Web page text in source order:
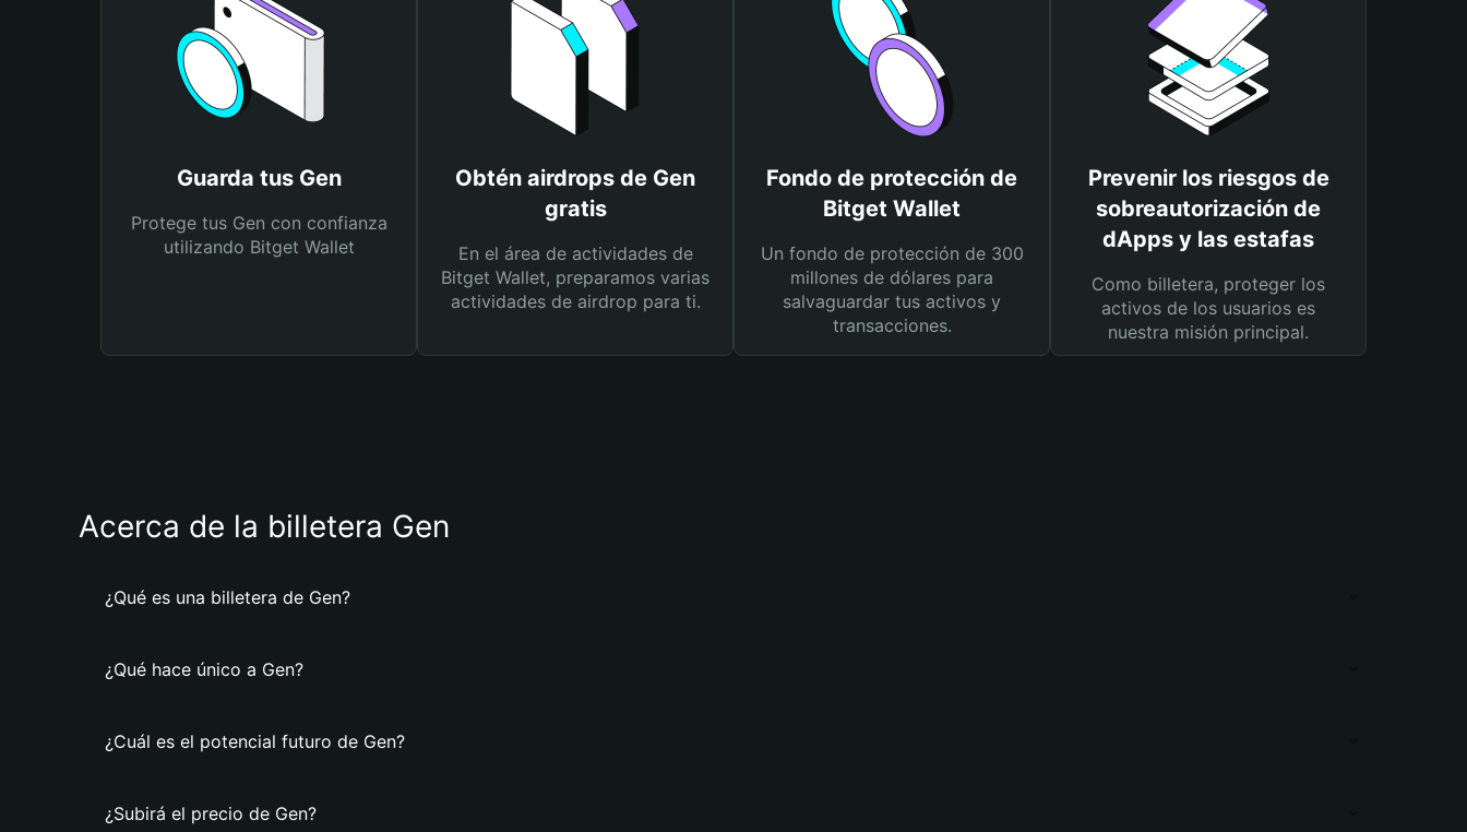
Guarda tus Gen
Protege tus Gen con confianza
utilizando Bitget Wallet
Obtén airdrops de Gen
gratis
En el área de actividades de
Bitget Wallet, preparamos varias
actividades de airdrop para ti.
Fondo de protección de
Bitget Wallet
Un fondo de protección de 300
millones de dólares para
salvaguardar tus activos y
transacciones.
Prevenir los riesgos de
sobreautorización de
dApps y las estafas
Como billetera, proteger los
activos de los usuarios es
nuestra misión principal.
Acerca de la billetera Gen
¿Qué es una billetera de Gen?
¿Qué hace único a Gen?
¿Cuál es el potencial futuro de Gen?
¿Subirá el precio de Gen?